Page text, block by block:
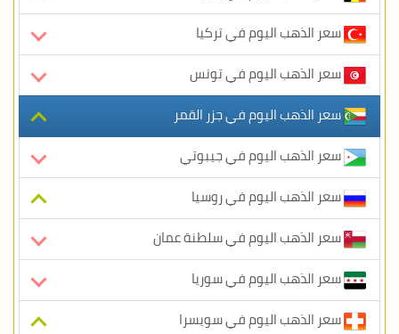
سعر الذهب اليوم في تركيا
سعر الذهب اليوم في تونس
سعر الذهب اليوم في جزر القمر
سعر الذهب اليوم في جيبوتي
سعر الذهب اليوم في روسيا
سعر الذهب اليوم في سلطنة عمان
سعر الذهب اليوم في سوريا
سعر الذهب اليوم في سويسرا